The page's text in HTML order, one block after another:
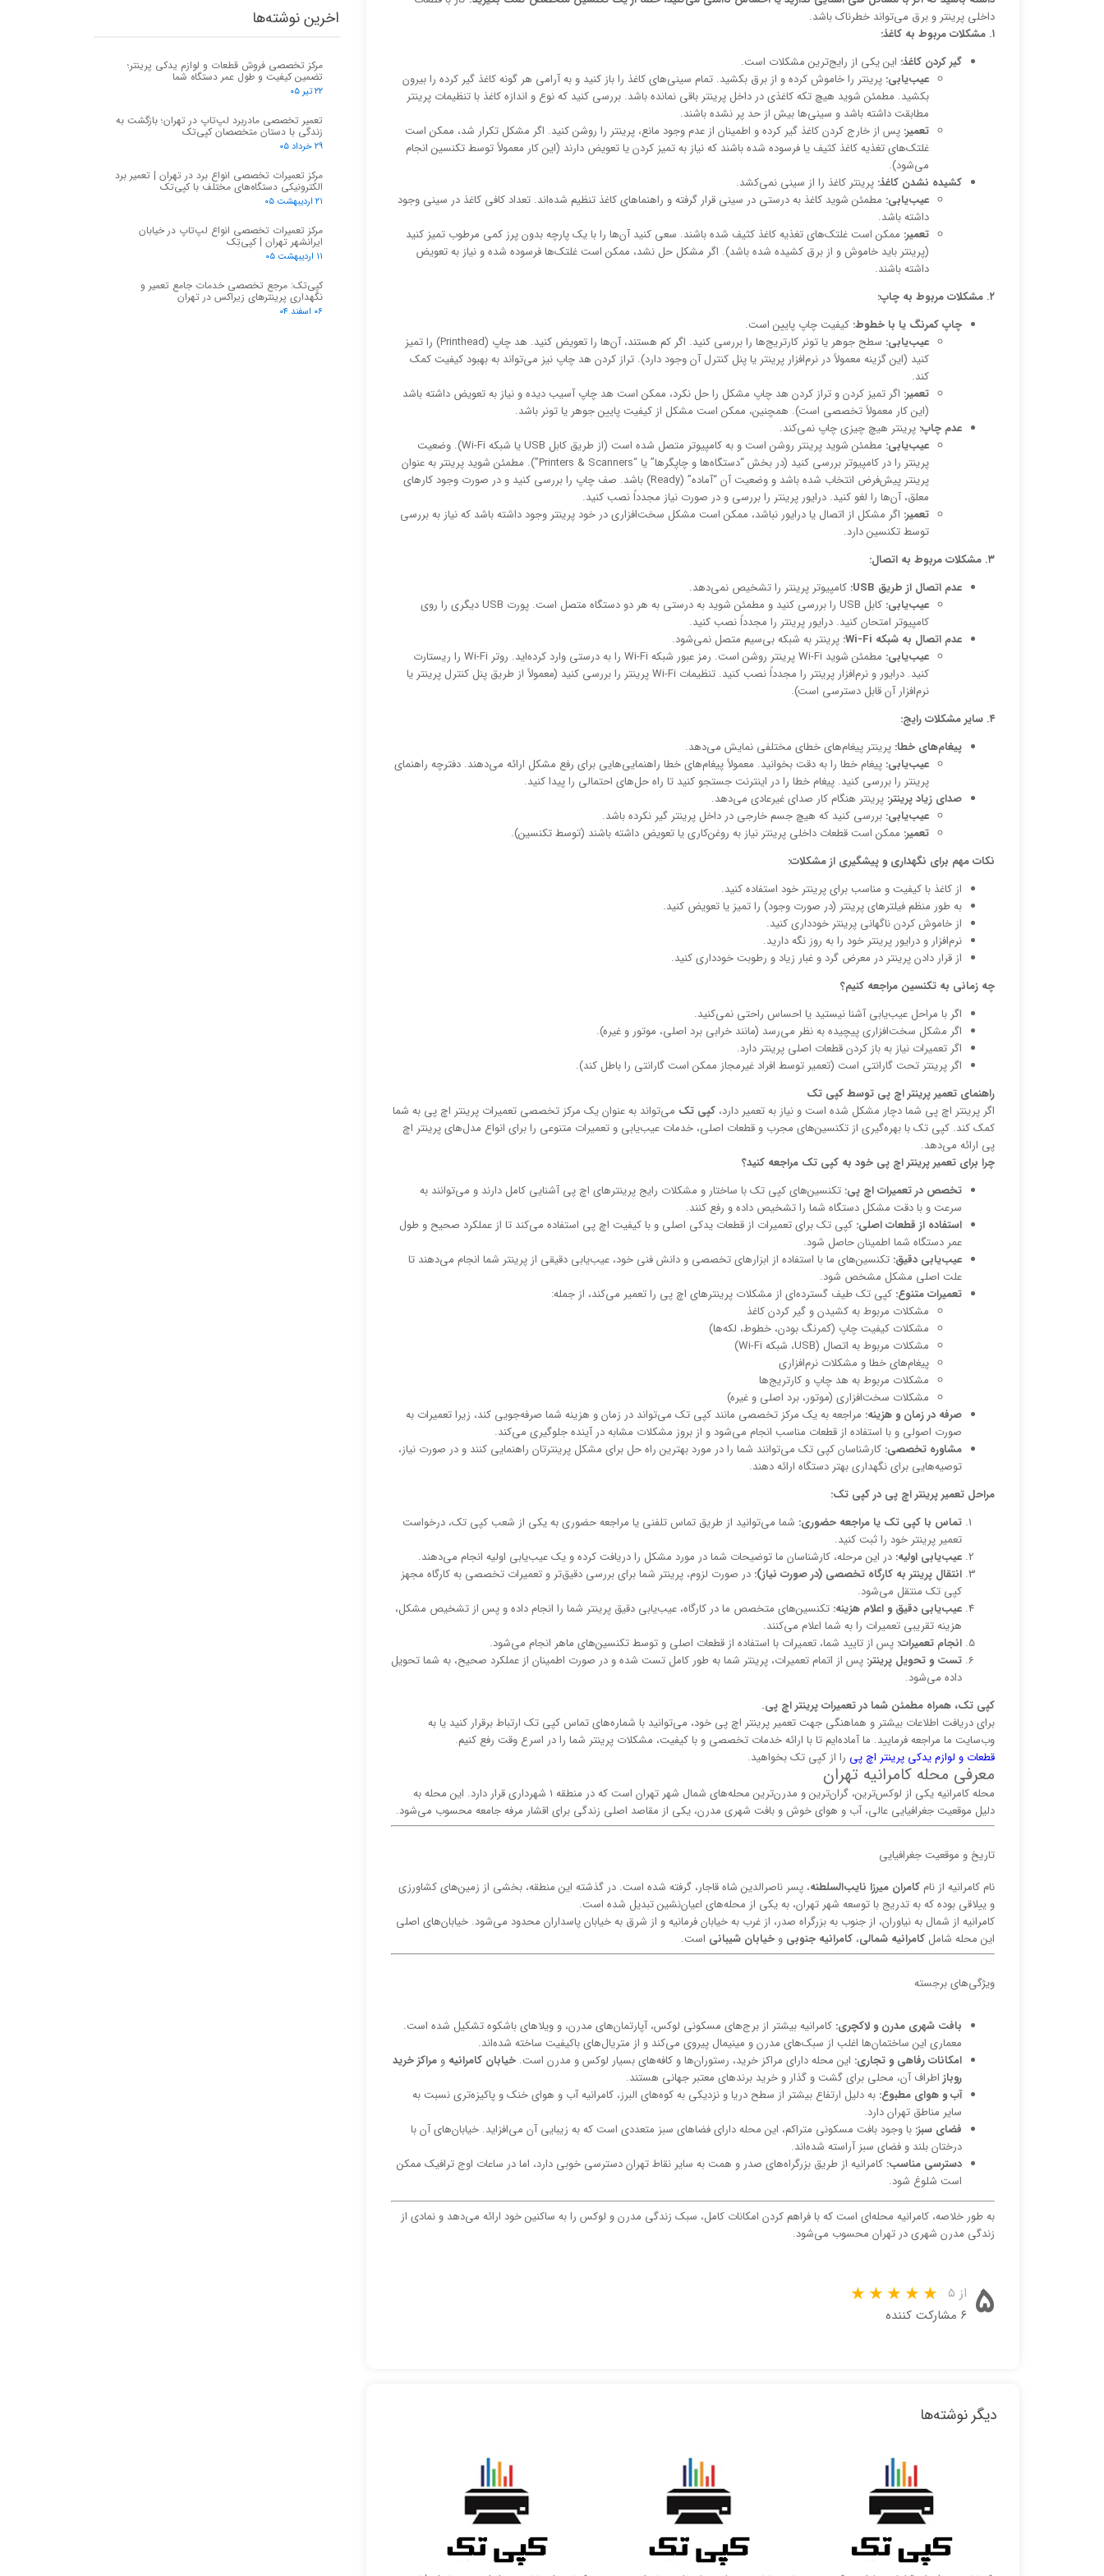
داخلی پرینتر و برق می‌تواند خطرناک باشد.
۱. مشکلات مربوط به کاغذ:
گیر کردن کاغذ: این یکی از رایج‌ترین مشکلات است.
عیب‌یابی: پرینتر را خاموش کرده و از برق بکشید. تمام سینی‌های کاغذ را باز کنید و به آرامی هر گونه کاغذ گیر کرده را بیرون
بکشید. مطمئن شوید هیچ تکه کاغذی در داخل پرینتر باقی نمانده باشد. بررسی کنید که نوع و اندازه کاغذ با تنظیمات پرینتر
مطابقت داشته باشد و سینی‌ها بیش از حد پر نشده باشند.
تعمیر: پس از خارج کردن کاغذ گیر کرده و اطمینان از عدم وجود مانع، پرینتر را روشن کنید. اگر مشکل تکرار شد، ممکن است
غلتک‌های تغذیه کاغذ کثیف یا فرسوده شده باشند که نیاز به تمیز کردن یا تعویض دارند (این کار معمولاً توسط تکنسین انجام
می‌شود).
کشیده نشدن کاغذ: پرینتر کاغذ را از سینی نمی‌کشد.
عیب‌یابی: مطمئن شوید کاغذ به درستی در سینی قرار گرفته و راهنماهای کاغذ تنظیم شده‌اند. تعداد کافی کاغذ در سینی وجود
داشته باشد.
تعمیر: ممکن است غلتک‌های تغذیه کاغذ کثیف شده باشند. سعی کنید آن‌ها را با یک پارچه بدون پرز کمی مرطوب تمیز کنید
(پرینتر باید خاموش و از برق کشیده شده باشد). اگر مشکل حل نشد، ممکن است غلتک‌ها فرسوده شده و نیاز به تعویض
داشته باشند.
۲. مشکلات مربوط به چاپ:
چاپ کمرنگ یا با خطوط: کیفیت چاپ پایین است.
عیب‌یابی:
سطح جوهر یا تونر کارتریج‌ها را بررسی کنید. اگر کم هستند، آن‌ها را تعویض کنید. هد چاپ (Printhead) را تمیز
کنید (این گزینه معمولاً در نرم‌افزار پرینتر یا پنل کنترل آن وجود دارد). تراز کردن هد چاپ نیز می‌تواند به بهبود کیفیت کمک
کند.
تعمیر: اگر تمیز کردن و تراز کردن هد چاپ مشکل را حل نکرد، ممکن است هد چاپ آسیب دیده و نیاز به تعویض داشته باشد
(این کار معمولاً تخصصی است). همچنین، ممکن است مشکل از کیفیت پایین جوهر یا تونر باشد.
عدم چاپ: پرینتر هیچ چیزی چاپ نمی‌کند.
عیب‌یابی:
مطمئن شوید پرینتر روشن است و به کامپیوتر متصل شده است (از طریق کابل USB یا شبکه Wi-Fi). وضعیت
پرینتر را در کامپیوتر بررسی کنید (در بخش “دستگاه‌ها و چاپگرها” یا “Printers & Scanners”). مطمئن شوید پرینتر به عنوان
پرینتر پیش‌فرض انتخاب شده باشد و وضعیت آن “آماده” (Ready) باشد. صف چاپ را بررسی کنید و در صورت وجود کارهای
معلق، آن‌ها را لغو کنید. درایور پرینتر را بررسی و در صورت نیاز مجدداً نصب کنید.
تعمیر: اگر مشکل از اتصال یا درایور نباشد، ممکن است مشکل سخت‌افزاری در خود پرینتر وجود داشته باشد که نیاز به بررسی
توسط تکنسین دارد.
۳. مشکلات مربوط به اتصال:
عدم اتصال از طریق USB:
کامپیوتر پرینتر را تشخیص نمی‌دهد.
عیب‌یابی:
کابل USB را بررسی کنید و مطمئن شوید به درستی به هر دو دستگاه متصل است. پورت USB دیگری را روی
کامپیوتر امتحان کنید. درایور پرینتر را مجدداً نصب کنید.
عدم اتصال به شبکه Wi-Fi:
پرینتر به شبکه بی‌سیم متصل نمی‌شود.
عیب‌یابی:
مطمئن شوید Wi-Fi پرینتر روشن است. رمز عبور شبکه Wi-Fi را به درستی وارد کرده‌اید. روتر Wi-Fi را ریستارت
کنید. درایور و نرم‌افزار پرینتر را مجدداً نصب کنید. تنظیمات Wi-Fi پرینتر را بررسی کنید (معمولاً از طریق پنل کنترل پرینتر یا
نرم‌افزار آن قابل دسترسی است).
۴. سایر مشکلات رایج:
پیغام‌های خطا: پرینتر پیغام‌های خطای مختلفی نمایش می‌دهد.
عیب‌یابی: پیغام خطا را به دقت بخوانید. معمولاً پیغام‌های خطا راهنمایی‌هایی برای رفع مشکل ارائه می‌دهند. دفترچه راهنمای
پرینتر را بررسی کنید. پیغام خطا را در اینترنت جستجو کنید تا راه حل‌های احتمالی را پیدا کنید.
صدای زیاد پرینتر: پرینتر هنگام کار صدای غیرعادی می‌دهد.
عیب‌یابی: بررسی کنید که هیچ جسم خارجی در داخل پرینتر گیر نکرده باشد.
تعمیر: ممکن است قطعات داخلی پرینتر نیاز به روغن‌کاری یا تعویض داشته باشند (توسط تکنسین).
نکات مهم برای نگهداری و پیشگیری از مشکلات:
از کاغذ با کیفیت و مناسب برای پرینتر خود استفاده کنید.
به طور منظم فیلترهای پرینتر (در صورت وجود) را تمیز یا تعویض کنید.
از خاموش کردن ناگهانی پرینتر خودداری کنید.
نرم‌افزار و درایور پرینتر خود را به روز نگه دارید.
از قرار دادن پرینتر در معرض گرد و غبار زیاد و رطوبت خودداری کنید.
چه زمانی به تکنسین مراجعه کنیم؟
اگر با مراحل عیب‌یابی آشنا نیستید یا احساس راحتی نمی‌کنید.
اگر مشکل سخت‌افزاری پیچیده به نظر می‌رسد (مانند خرابی برد اصلی، موتور و غیره).
اگر تعمیرات نیاز به باز کردن قطعات اصلی پرینتر دارد.
اگر پرینتر تحت گارانتی است (تعمیر توسط افراد غیرمجاز ممکن است گارانتی را باطل کند).
راهنمای تعمیر پرینتر اچ پی توسط کپی تک
اگر پرینتر اچ پی شما دچار مشکل شده است و نیاز به تعمیر دارد، کپی تک می‌تواند به عنوان یک مرکز تخصصی تعمیرات پرینتر اچ پی به شما
کمک کند. کپی تک با بهره‌گیری از تکنسین‌های مجرب و قطعات اصلی، خدمات عیب‌یابی و تعمیرات متنوعی را برای انواع مدل‌های پرینتر اچ
پی ارائه می‌دهد.
چرا برای تعمیر پرینتر اچ پی خود به کپی تک مراجعه کنید؟
تخصص در تعمیرات اچ پی: تکنسین‌های کپی تک با ساختار و مشکلات رایج پرینترهای اچ پی آشنایی کامل دارند و می‌توانند به
سرعت و با دقت مشکل دستگاه شما را تشخیص داده و رفع کنند.
استفاده از قطعات اصلی: کپی تک برای تعمیرات از قطعات یدکی اصلی و با کیفیت اچ پی استفاده می‌کند تا از عملکرد صحیح و طول
عمر دستگاه شما اطمینان حاصل شود.
عیب‌یابی دقیق: تکنسین‌های ما با استفاده از ابزارهای تخصصی و دانش فنی خود، عیب‌یابی دقیقی از پرینتر شما انجام می‌دهند تا
علت اصلی مشکل مشخص شود.
تعمیرات متنوع: کپی تک طیف گسترده‌ای از مشکلات پرینترهای اچ پی را تعمیر می‌کند، از جمله:
مشکلات مربوط به کشیدن و گیر کردن کاغذ
مشکلات کیفیت چاپ (کمرنگ بودن، خطوط، لکه‌ها)
مشکلات مربوط به اتصال (USB، شبکه Wi-Fi)
پیغام‌های خطا و مشکلات نرم‌افزاری
مشکلات مربوط به هد چاپ و کارتریج‌ها
مشکلات سخت‌افزاری (موتور، برد اصلی و غیره)
صرفه در زمان و هزینه: مراجعه به یک مرکز تخصصی مانند کپی تک می‌تواند در زمان و هزینه شما صرفه‌جویی کند، زیرا تعمیرات به
صورت اصولی و با استفاده از قطعات مناسب انجام می‌شود و از بروز مشکلات مشابه در آینده جلوگیری می‌کند.
مشاوره تخصصی: کارشناسان کپی تک می‌توانند شما را در مورد بهترین راه حل برای مشکل پرینترتان راهنمایی کنند و در صورت نیاز،
توصیه‌هایی برای نگهداری بهتر دستگاه ارائه دهند.
مراحل تعمیر پرینتر اچ پی در کپی تک:
تماس با کپی تک یا مراجعه حضوری: شما می‌توانید از طریق تماس تلفنی یا مراجعه حضوری به یکی از شعب کپی تک، درخواست
تعمیر پرینتر خود را ثبت کنید.
عیب‌یابی اولیه: در این مرحله، کارشناسان ما توضیحات شما در مورد مشکل را دریافت کرده و یک عیب‌یابی اولیه انجام می‌دهند.
انتقال پرینتر به کارگاه تخصصی (در صورت نیاز): در صورت لزوم، پرینتر شما برای بررسی دقیق‌تر و تعمیرات تخصصی به کارگاه مجهز
کپی تک منتقل می‌شود.
عیب‌یابی دقیق و اعلام هزینه: تکنسین‌های متخصص ما در کارگاه، عیب‌یابی دقیق پرینتر شما را انجام داده و پس از تشخیص مشکل،
هزینه تقریبی تعمیرات را به شما اعلام می‌کنند.
انجام تعمیرات: پس از تایید شما، تعمیرات با استفاده از قطعات اصلی و توسط تکنسین‌های ماهر انجام می‌شود.
تست و تحویل پرینتر: پس از اتمام تعمیرات، پرینتر شما به طور کامل تست شده و در صورت اطمینان از عملکرد صحیح، به شما تحویل
داده می‌شود.
کپی تک، همراه مطمئن شما در تعمیرات پرینتر اچ پی.
برای دریافت اطلاعات بیشتر و هماهنگی جهت تعمیر پرینتر اچ پی خود، می‌توانید با شماره‌های تماس کپی تک ارتباط برقرار کنید یا به
وب‌سایت ما مراجعه فرمایید. ما آماده‌ایم تا با ارائه خدمات تخصصی و با کیفیت، مشکلات پرینتر شما را در اسرع وقت رفع کنیم.
قطعات و لوازم یدکی پرینتر اچ پی را از کپی تک بخواهید.
معرفی محله کامرانیه تهران
محله کامرانیه یکی از لوکس‌ترین، گران‌ترین و مدرن‌ترین محله‌های شمال شهر تهران است که در منطقه ۱ شهرداری قرار دارد. این محله به
دلیل موقعیت جغرافیایی عالی، آب و هوای خوش و بافت شهری مدرن، یکی از مقاصد اصلی زندگی برای اقشار مرفه جامعه محسوب می‌شود.
تاریخ و موقعیت جغرافیایی
نام کامرانیه از نام کامران میرزا نایب‌السلطنه، پسر ناصرالدین شاه قاجار، گرفته شده است. در گذشته این منطقه، بخشی از زمین‌های کشاورزی
و ییلاقی بوده که به تدریج با توسعه شهر تهران، به یکی از محله‌های اعیان‌نشین تبدیل شده است.
کامرانیه از شمال به نیاوران، از جنوب به بزرگراه صدر، از غرب به خیابان فرمانیه و از شرق به خیابان پاسداران محدود می‌شود. خیابان‌های اصلی
این محله شامل کامرانیه شمالی، کامرانیه جنوبی و خیابان شیبانی است.
ویژگی‌های برجسته
بافت شهری مدرن و لاکچری: کامرانیه بیشتر از برج‌های مسکونی لوکس، آپارتمان‌های مدرن، و ویلاهای باشکوه تشکیل شده است.
معماری این ساختمان‌ها اغلب از سبک‌های مدرن و مینیمال پیروی می‌کند و از متریال‌های باکیفیت ساخته شده‌اند.
امکانات رفاهی و تجاری: این محله دارای مراکز خرید، رستوران‌ها و کافه‌های بسیار لوکس و مدرن است. خیابان کامرانیه و مراکز خرید
روباز اطراف آن، محلی برای گشت و گذار و خرید برندهای معتبر جهانی هستند.
آب و هوای مطبوع: به دلیل ارتفاع بیشتر از سطح دریا و نزدیکی به کوه‌های البرز، کامرانیه آب و هوای خنک و پاکیزه‌تری نسبت به
سایر مناطق تهران دارد.
فضای سبز: با وجود بافت مسکونی متراکم، این محله دارای فضاهای سبز متعددی است که به زیبایی آن می‌افزاید. خیابان‌های آن با
درختان بلند و فضای سبز آراسته شده‌اند.
دسترسی مناسب: کامرانیه از طریق بزرگراه‌های صدر و همت به سایر نقاط تهران دسترسی خوبی دارد، اما در ساعات اوج ترافیک ممکن
است شلوغ شود.
به طور خلاصه، کامرانیه محله‌ای است که با فراهم کردن امکانات کامل، سبک زندگی مدرن و لوکس را به ساکنین خود ارائه می‌دهد و نمادی از
زندگی مدرن شهری در تهران محسوب می‌شود.
۵ از ۵
۶ مشارکت کننده
اخرین نوشته‌ها
مرکز تخصصی فروش قطعات و لوازم یدکی پرینتر؛
تضمین کیفیت و طول عمر دستگاه شما
۲۲ تیر ۰۵
تعمیر تخصصی مادربرد لپ‌تاپ در تهران؛ بازگشت به
زندگی با دستان متخصصان کپی‌تک
۲۹ خرداد ۰۵
مرکز تعمیرات تخصصی انواع برد در تهران | تعمیر برد
الکترونیکی دستگاه‌های مختلف با کپی‌تک
۲۱ اردیبهشت ۰۵
مرکز تعمیرات تخصصی انواع لپ‌تاپ در خیابان
ایرانشهر تهران | کپی‌تِک
۱۱ اردیبهشت ۰۵
کپی‌تک: مرجع تخصصی خدمات جامع تعمیر و
نگهداری پرینترهای زیراکس در تهران
۰۶ اسفند ۰۴
دیگر نوشته‌ها